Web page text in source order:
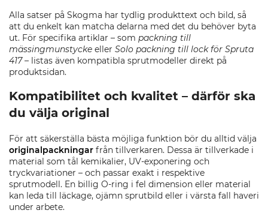
Alla satser på Skogma har tydlig produkttext och bild, så
att du enkelt kan matcha delarna med det du behöver byta
ut. För specifika artiklar – som packning till
mässingmunstycke eller Solo packning till lock för Spruta
417– listas även kompatibla sprutmodeller direkt på
produktsidan.
Kompatibilitet och kvalitet – därför ska
du välja original
För att säkerställa bästa möjliga funktion bör du alltid välja
originalpackningar från tillverkaren. Dessa är tillverkade i
material som tål kemikalier, UV-exponering och
tryckvariationer – och passar exakt i respektive
sprutmodell. En billig O-ring i fel dimension eller material
kan leda till läckage, ojämn sprutbild eller i värsta fall haveri
under arbete.